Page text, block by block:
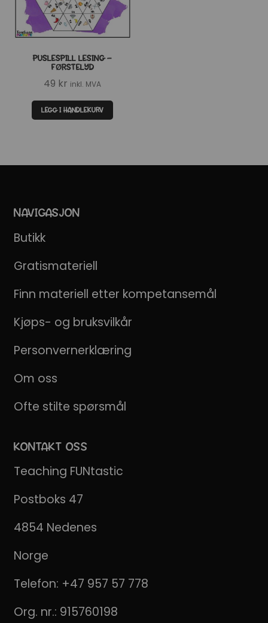
PUSLESPILL LESING –
FØRSTELYD
49 kr inkl. MVA
LEGG I HANDLEKURV
NAVIGASJON
Butikk
Gratismateriell
Finn materiell etter kompetansemål
Kjøps- og bruksvilkår
Personvernerklæring
Om oss
Ofte stilte spørsmål
KONTAKT OSS
Teaching FUNtastic
Postboks 47
4854 Nedenes
Norge
Telefon: +47 957 57 778
Org. nr.: 915760198